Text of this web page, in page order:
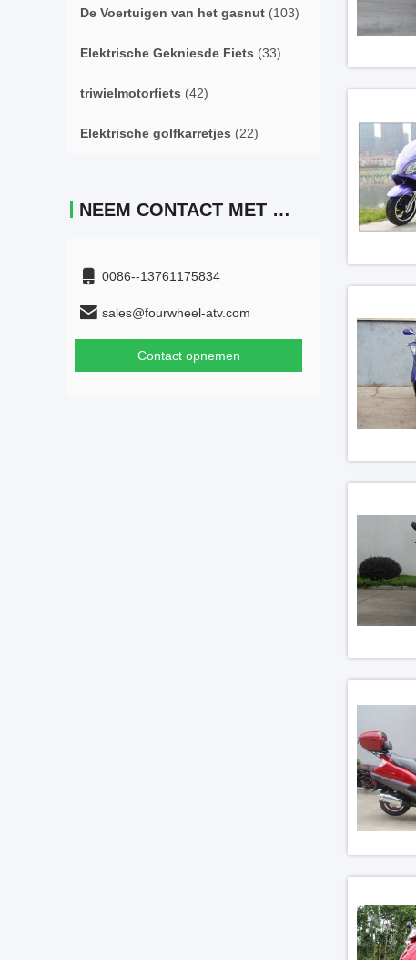
De Voertuigen van het gasnut (103)
Elektrische Gekniesde Fiets (33)
triwielmotorfiets (42)
Elektrische golfkarretjes (22)
NEEM CONTACT MET ONS OP
0086--13761175834
sales@fourwheel-atv.com
Contact opnemen